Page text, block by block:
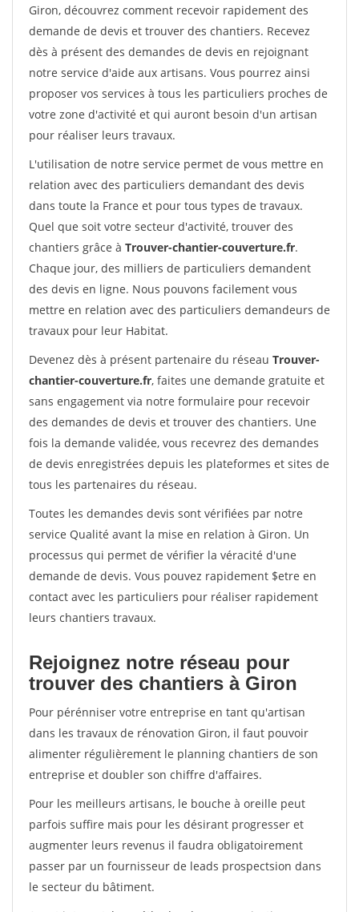
Giron, découvrez comment recevoir rapidement des
demande de devis et trouver des chantiers. Recevez
dès à présent des demandes de devis en rejoignant
notre service d'aide aux artisans. Vous pourrez ainsi
proposer vos services à tous les particuliers proches de
votre zone d'activité et qui auront besoin d'un artisan
pour réaliser leurs travaux.
L'utilisation de notre service permet de vous mettre en
relation avec des particuliers demandant des devis
dans toute la France et pour tous types de travaux.
Quel que soit votre secteur d'activité, trouver des
chantiers grâce à Trouver-chantier-couverture.fr.
Chaque jour, des milliers de particuliers demandent
des devis en ligne. Nous pouvons facilement vous
mettre en relation avec des particuliers demandeurs de
travaux pour leur Habitat.
Devenez dès à présent partenaire du réseau Trouver-
chantier-couverture.fr, faites une demande gratuite et
sans engagement via notre formulaire pour recevoir
des demandes de devis et trouver des chantiers. Une
fois la demande validée, vous recevrez des demandes
de devis enregistrées depuis les plateformes et sites de
tous les partenaires du réseau.
Toutes les demandes devis sont vérifiées par notre
service Qualité avant la mise en relation à Giron. Un
processus qui permet de vérifier la véracité d'une
demande de devis. Vous pouvez rapidement $etre en
contact avec les particuliers pour réaliser rapidement
leurs chantiers travaux.
Rejoignez notre réseau pour
trouver des chantiers à Giron
Pour pérénniser votre entreprise en tant qu'artisan
dans les travaux de rénovation Giron, il faut pouvoir
alimenter régulièrement le planning chantiers de son
entreprise et doubler son chiffre d'affaires.
Pour les meilleurs artisans, le bouche à oreille peut
parfois suffire mais pour les désirant progresser et
augmenter leurs revenus il faudra obligatoirement
passer par un fournisseur de leads prospectsion dans
le secteur du bâtiment.